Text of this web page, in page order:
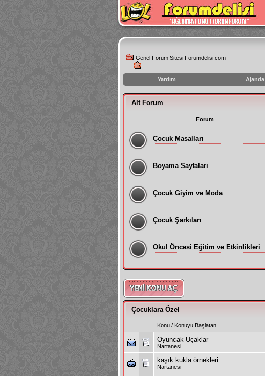
Genel Forum Sitesi Forumdelisi.com
Yardım
Ajanda
instagram
izlenme
Alt Forum
Forum
Çocuk Masalları
Boyama Sayfaları
Çocuk Giyim ve Moda
Çocuk Şarkıları
Okul Öncesi Eğitim ve Etkinlikleri
Çocuklara Özel
Konu / Konuyu Başlatan
Oyuncak Uçaklar
Nartanesi
kaşık kukla örnekleri
Nartanesi